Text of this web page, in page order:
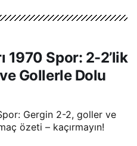
1970 Spor: 2-2’lik
Gollerle Dolu
Gergin 2-2, goller ve
özeti – kaçırmayın!